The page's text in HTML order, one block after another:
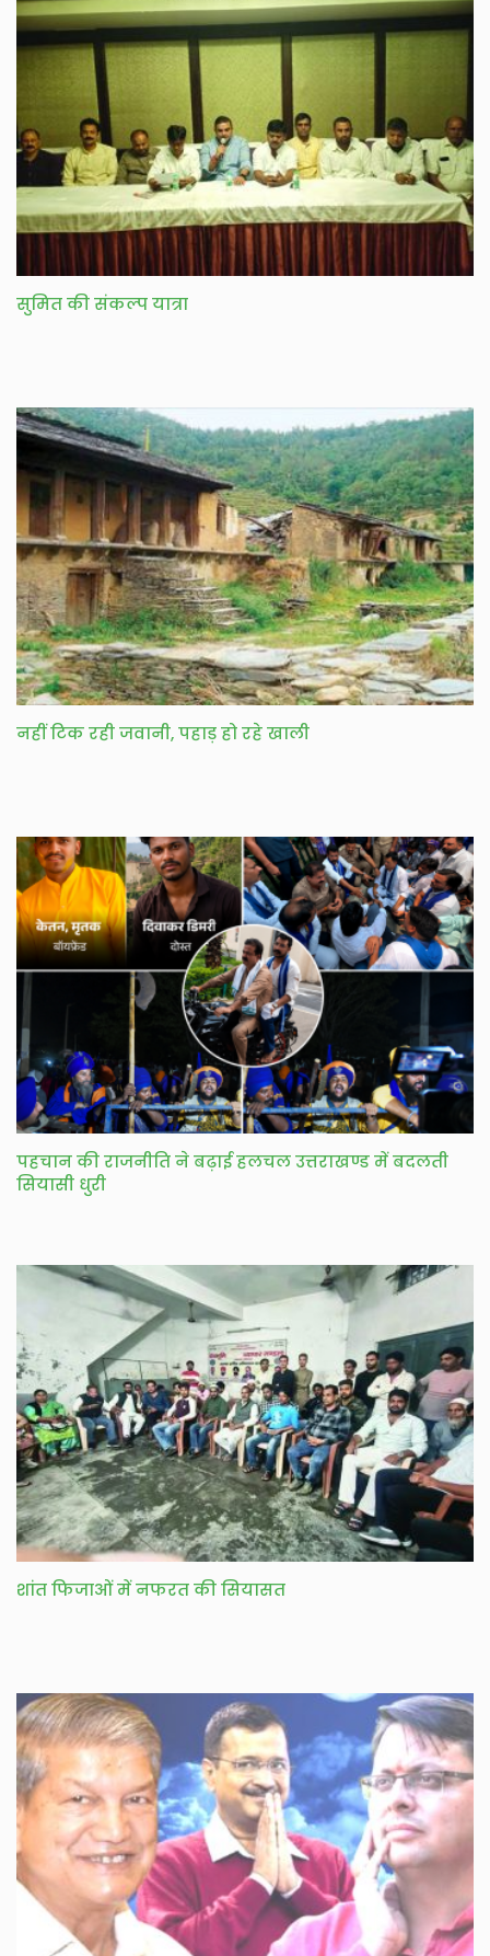
सुमित की संकल्प यात्रा
नहीं टिक रही जवानी, पहाड़ हो रहे खाली
पहचान की राजनीति ने बढ़ाई हलचल उत्तराखण्ड में बदलती
सियासी धुरी
शांत फिजाओं में नफरत की सियासत